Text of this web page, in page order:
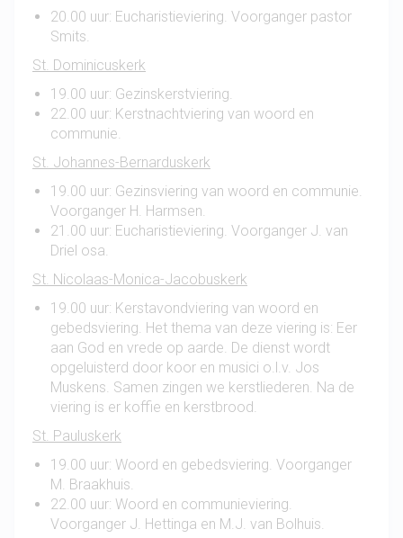
20.00 uur: Eucharistieviering. Voorganger pastor
Smits.
St. Dominicuskerk
19.00 uur: Gezinskerstviering.
22.00 uur: Kerstnachtviering van woord en
communie.
St. Johannes-Bernarduskerk
19.00 uur: Gezinsviering van woord en communie.
Voorganger H. Harmsen.
21.00 uur: Eucharistieviering. Voorganger J. van
Driel osa.
St. Nicolaas-Monica-Jacobuskerk
19.00 uur: Kerstavondviering van woord en
gebedsviering. Het thema van deze viering is: Eer
aan God en vrede op aarde. De dienst wordt
opgeluisterd door koor en musici o.l.v. Jos
Muskens. Samen zingen we kerstliederen. Na de
viering is er koffie en kerstbrood.
St. Pauluskerk
19.00 uur: Woord en gebedsviering. Voorganger
M. Braakhuis.
22.00 uur: Woord en communieviering.
Voorganger J. Hettinga en M.J. van Bolhuis.